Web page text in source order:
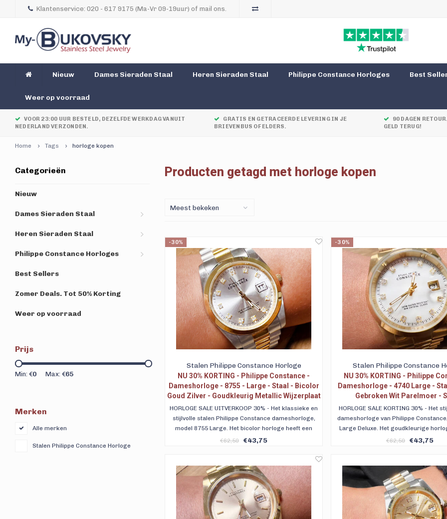
Klantenservice: 020 - 617 9175 (Ma-Vr 09-19uur) of mail ons.
Nieuw Dames Sieraden Staal Heren Sieraden Staal Philippe Constance Horloges Best
Weer op voorraad
VOOR 23:00 UUR BESTELD, DEZELFDE WERKDAG VANUIT
NEDERLAND VERZONDEN.
GRATIS EN GETRACEERDE LEVERING IN JE
BRIEVENBUS OF ELDERS.
90 DAGEN
GELD TERUG!
Home Tags horloge kopen
Categorieën
Nieuw
Dames Sieraden Staal
Heren Sieraden Staal
Philippe Constance Horloges
Best Sellers
Zomer Deals. Tot 50% Korting
Weer op voorraad
Prijs
Min: €0 Max: €65
Merken
Alle merken
Stalen Philippe Constance Horloge
Producten getagd met horloge kopen
Meest bekeken
-30%
Stalen Philippe Constance Horloge
NU 30% KORTING - Philippe Constance -
Dameshorloge - 8755 - Large - Staal - Bicolor
Goud Zilver - Goudkleurig Metallic Wijzerplaat
- Strass - Datumaanduiding
HORLOGE SALE UITVERKOOP 30% - Het klassieke en
stijlvolle stalen Philippe Constance dameshorloge,
model 8755 Large. Het bicolor horloge heeft een
goudkleurige metallic wijzerplaat met 11 blanke strass
€62,50 €43,75
-30%
Stalen Philippe Constance
NU 30% KORTING - Philippe
Dameshorloge - 4740 Large -
Gebroken Wit Parelmoer -
HORLOGE SALE KORTING 30% - Het
dameshorloge van Philippe
Large Deluxe. Het goudkleurige
gebroken wit parelmoer wijzerplaat
€62,50 €43,75